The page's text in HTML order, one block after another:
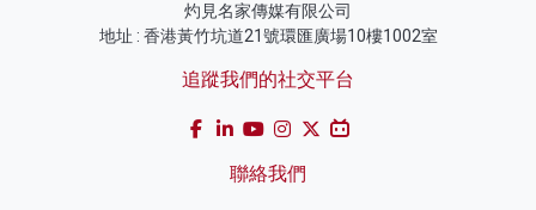
灼見名家傳媒有限公司
地址 : 香港黃竹坑道21號環匯廣場10樓1002室
追蹤我們的社交平台
聯絡我們